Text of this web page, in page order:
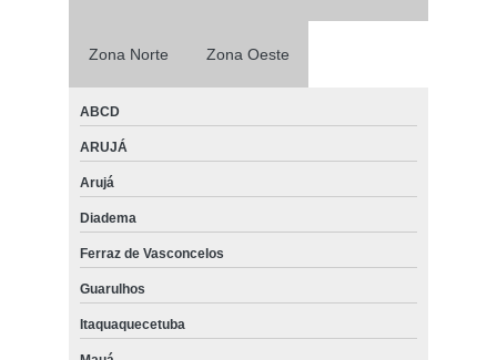
Zona Norte Zona Oeste
ABCD
ARUJÁ
Arujá
Diadema
Ferraz de Vasconcelos
Guarulhos
Itaquaquecetuba